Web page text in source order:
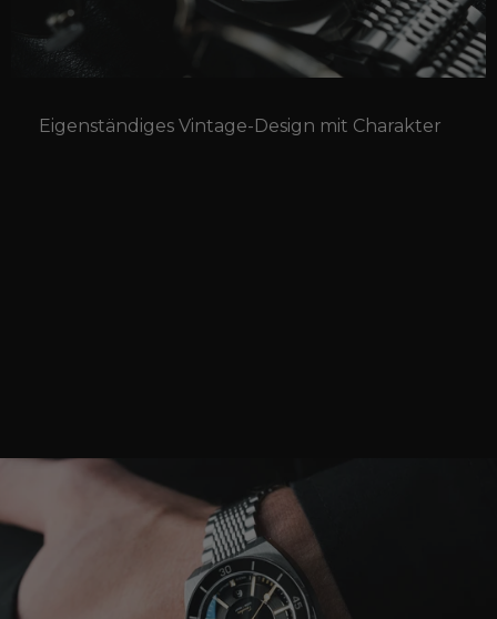
Eigenständiges Vintage-Design mit Charakter